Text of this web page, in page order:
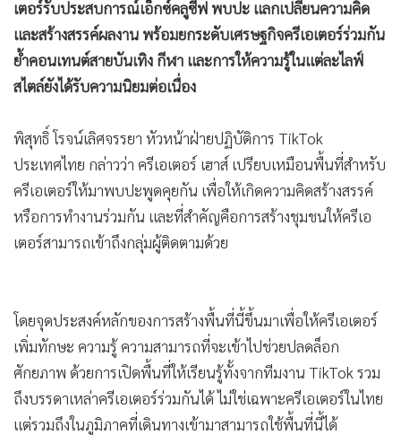
• Special Scoop
• เศรษฐกิจ-ธุรกิจ
• จีน
• อาชญากรรม
• Motoring
• เกม
• วิทยาศาสตร์
• SMEs
กองทุนรวม
•
Celeb Online
•
Factcheck
• ญี่ปุ่น
เตอร์รับประสบการณ์เอ็กซ์คลูซีฟ พบปะ แลกเปลี่ยนความคิด
และสร้างสรรค์ผลงาน พร้อมยกระดับเศรษฐกิจครีเอเตอร์ร่วมกัน
ย้ำคอนเทนต์สายบันเทิง กีฬา และการให้ความรู้ในแต่ละไลฟ์
สไตล์ยังได้รับความนิยมต่อเนื่อง
พิสุทธิ์ โรจน์เลิศจรรยา หัวหน้าฝ่ายปฏิบัติการ TikTok
ประเทศไทย กล่าวว่า ครีเอเตอร์ เฮาส์ เปรียบเหมือนพื้นที่สำหรับ
ครีเอเตอร์ให้มาพบปะพูดคุยกัน เพื่อให้เกิดความคิดสร้างสรรค์
หรือการทำงานร่วมกัน และที่สำคัญคือการสร้างชุมชนให้ครีเอ
เตอร์สามารถเข้าถึงกลุ่มผู้ติดตามด้วย
โดยจุดประสงค์หลักของการสร้างพื้นที่นี้ขึ้นมาเพื่อให้ครีเอเตอร์
เพิ่มทักษะ ความรู้ ความสามารถที่จะเข้าไปช่วยปลดล็อก
ศักยภาพ ด้วยการเปิดพื้นที่ให้เรียนรู้ทั้งจากทีมงาน TikTok รวม
ถึงบรรดาเหล่าครีเอเตอร์ร่วมกันได้ ไม่ใช่เฉพาะครีเอเตอร์ในไทย
แต่รวมถึงในภูมิภาคที่เดินทางเข้ามาสามารถใช้พื้นที่นี้ได้